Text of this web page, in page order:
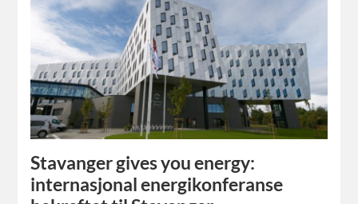
Stavanger gives you energy:
internasjonal energikonferanse